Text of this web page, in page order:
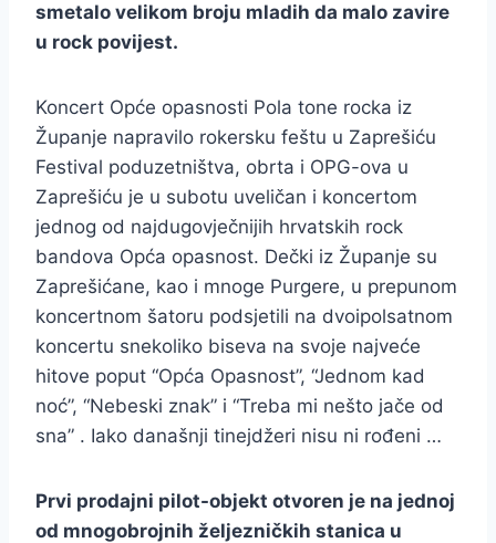
smetalo velikom broju mladih da malo zavire
u rock povijest.
Koncert Opće opasnosti Pola tone rocka iz
Županje napravilo rokersku feštu u Zaprešiću
Festival poduzetništva, obrta i OPG-ova u
Zaprešiću je u subotu uveličan i koncertom
jednog od najdugovječnijih hrvatskih rock
bandova Opća opasnost. Dečki iz Županje su
Zaprešićane, kao i mnoge Purgere, u prepunom
koncertnom šatoru podsjetili na dvoipolsatnom
koncertu snekoliko biseva na svoje najveće
hitove poput “Opća Opasnost”, “Jednom kad
noć”, “Nebeski znak” i “Treba mi nešto jače od
sna” . Iako današnji tinejdžeri nisu ni rođeni …
Prvi prodajni pilot-objekt otvoren je na jednoj
od mnogobrojnih željezničkih stanica u